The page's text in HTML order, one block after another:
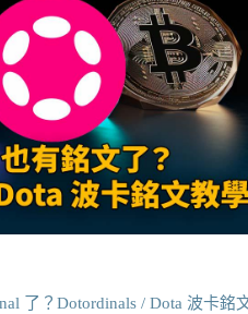
了？Dotordinals / Dota 波卡銘